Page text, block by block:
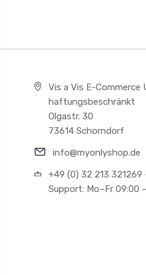
Vis a Vis E-Commerce
haftungsbeschränkt
Olgastr. 30
73614 Schorndorf
info@myonlyshop.de
+49 (0) 32 213 321269
Support: Mo–Fr 09:00